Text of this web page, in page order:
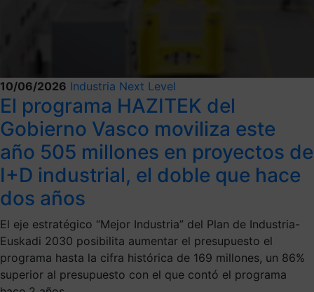
10/06/2026 Industria Next Level
El programa HAZITEK del
Gobierno Vasco moviliza este
año 505 millones en proyectos de
I+D industrial, el doble que hace
dos años
El eje estratégico “Mejor Industria” del Plan de Industria-
Euskadi 2030 posibilita aumentar el presupuesto el
programa hasta la cifra histórica de 169 millones, un 86%
superior al presupuesto con el que contó el programa